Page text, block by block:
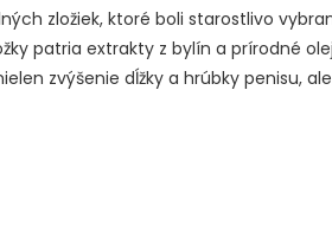
zložiek, ktoré boli starostlivo
patria extrakty z bylín a prírodné
zvýšenie dĺžky a hrúbky penisu,